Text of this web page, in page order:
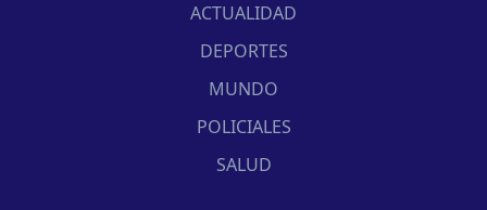
ACTUALIDAD
DEPORTES
MUNDO
POLICIALES
SALUD